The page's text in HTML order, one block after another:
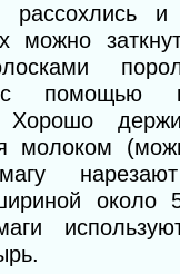
рассохлись
можно
помощью
Хорошо
молоком
около